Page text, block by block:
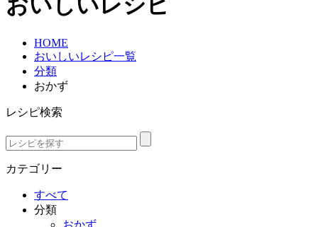
おいしいレシピ
HOME
おいしいレシピ一覧
分類
おかず
レシピ検索
カテゴリー
すべて
分類
おかず